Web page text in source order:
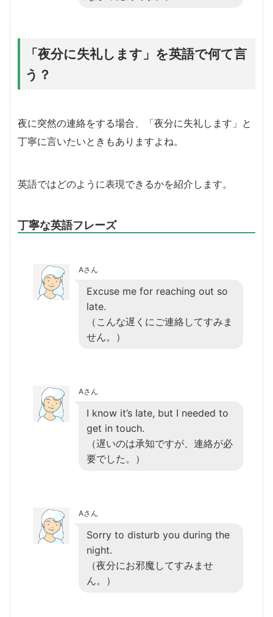
「夜分に失礼します」を英語で何て言
う？
夜に突然の連絡をする場合、「夜分に失礼します」と
丁寧に言いたいときもありますよね。
英語ではどのように表現できるかを紹介します。
丁寧な英語フレーズ
Aさん
Excuse me for reaching out so
late.
（こんな遅くにご連絡してすみま
せん。）
Aさん
I know it’s late, but I needed to
get in touch.
（遅いのは承知ですが、連絡が必
要でした。）
Aさん
Sorry to disturb you during the
night.
（夜分にお邪魔してすみませ
ん。）